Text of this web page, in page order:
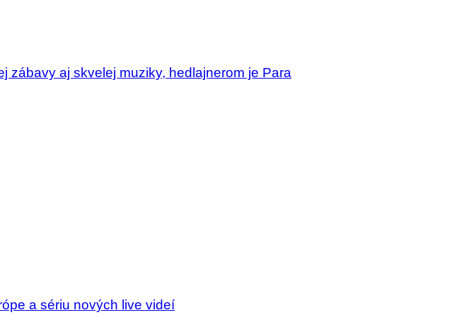
zábavy aj skvelej muziky, hedlajnerom je Para
a sériu nových live videí